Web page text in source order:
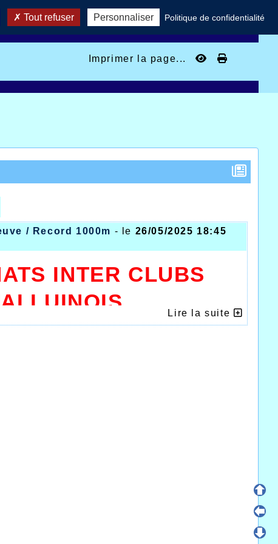
Imprimer la page...
/ Record 1000m - le 26/05/2025 18:45
INTER CLUBS
Lire la suite
Tout refuser Personnaliser Politique de confidentialité